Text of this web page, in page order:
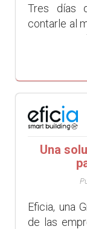
Tres días
contarle al mundo La edición
se inauguró
Una
Eficia, una
de las